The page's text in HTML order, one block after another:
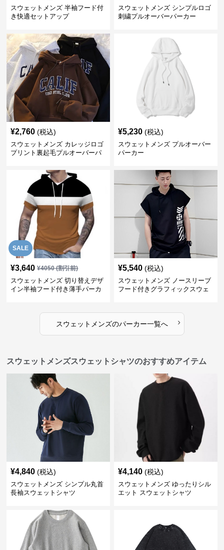
スウェットメンズ 半袖フード付
き快適セットアップ
スウェットメンズ シンプルロゴ
刺繍プルオーバーパーカー
¥2,760 (税込)
スウェットメンズ カレッジロゴ
プリント裏起毛プルオーバーパ
¥5,230 (税込)
スウェットメンズ プルオーバー
パーカー
SALE
¥3,640 ¥4050(割引前)
スウェットメンズ 切り替えデザ
イン半袖フード付き薄手パーカ
¥5,540 (税込)
スウェットメンズ ノースリーブ
フード付きグラフィックスウェ
スウェットメンズのパーカー一覧へ ›
スウェットメンズスウェットシャツのおすすめアイテム
¥4,840 (税込)
スウェットメンズ シンプル丸首
長袖スウェットシャツ
¥4,140 (税込)
スウェットメンズ ゆったりシル
エット スウェットシャツ